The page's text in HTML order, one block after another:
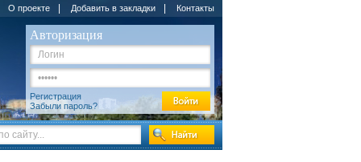
О проекте Добавить в закладки Контакты
Авторизация
Регистрация
Забыли пароль?